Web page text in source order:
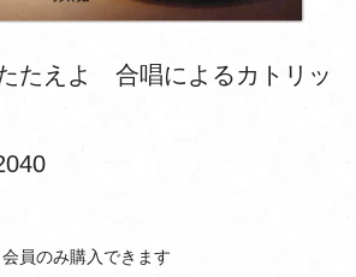
たえよ 合唱によるカトリッ
会員のみ購入できます